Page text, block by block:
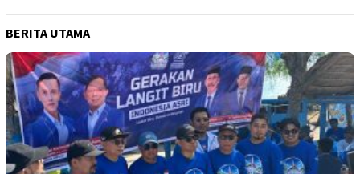
BERITA UTAMA